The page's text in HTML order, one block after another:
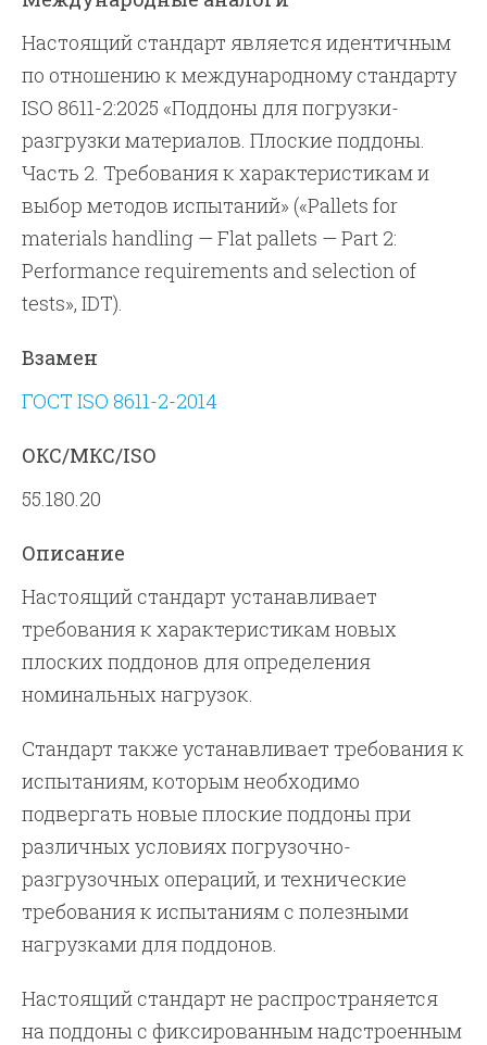
Настоящий стандарт является идентичным
по отношению к международному стандарту
ISO 8611-2:2025 «Поддоны для погрузки-
разгрузки материалов. Плоские поддоны.
Часть 2. Требования к характеристикам и
выбор методов испытаний» («Pallets for
materials handling — Flat pallets — Part 2:
Performance requirements and selection of
tests», IDT).
Взамен
ГОСТ ISO 8611-2-2014
ОКС/МКС/ISO
55.180.20
Описание
Настоящий стандарт устанавливает
требования к характеристикам новых
плоских поддонов для определения
номинальных нагрузок.
Стандарт также устанавливает требования к
испытаниям, которым необходимо
подвергать новые плоские поддоны при
различных условиях погрузочно-
разгрузочных операций, и технические
требования к испытаниям с полезными
нагрузками для поддонов.
Настоящий стандарт не распространяется
на поддоны с фиксированным надстроенным